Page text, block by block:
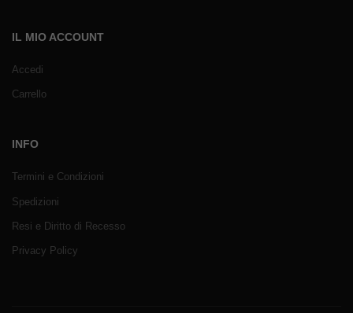
IL MIO ACCOUNT
Accedi
Carrello
INFO
Termini e Condizioni
Spedizioni
Resi e Diritto di Recesso
Privacy Policy